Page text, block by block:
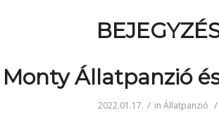
Monty Állatpanzió
2022.01.17. / in Állatpanzió /